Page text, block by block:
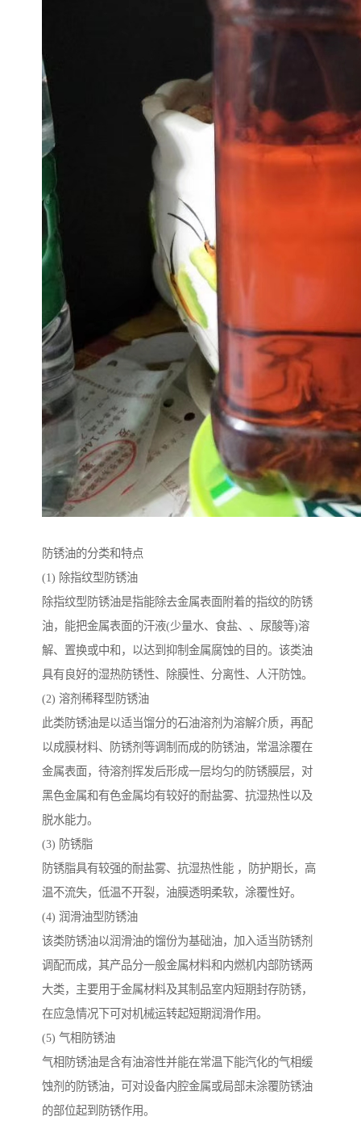
防锈油的分类和特点
(1) 除指纹型防锈油
除指纹型防锈油是指能除去金属表面附着的指纹的防锈
油，能把金属表面的汗液(少量水、食盐、、尿酸等)溶
解、置换或中和，以达到抑制金属腐蚀的目的。该类油
具有良好的湿热防锈性、除膜性、分离性、人汗防蚀。
(2) 溶剂稀释型防锈油
此类防锈油是以适当馏分的石油溶剂为溶解介质，再配
以成膜材料、防锈剂等调制而成的防锈油，常温涂覆在
金属表面，待溶剂挥发后形成一层均匀的防锈膜层，对
黑色金属和有色金属均有较好的耐盐雾、抗湿热性以及
脱水能力。
(3) 防锈脂
防锈脂具有较强的耐盐雾、抗湿热性能 ，防护期长，高
温不流失，低温不开裂，油膜透明柔软，涂覆性好。
(4) 润滑油型防锈油
该类防锈油以润滑油的馏份为基础油，加入适当防锈剂
调配而成，其产品分一般金属材料和内燃机内部防锈两
大类，主要用于金属材料及其制品室内短期封存防锈，
在应急情况下可对机械运转起短期润滑作用。
(5) 气相防锈油
气相防锈油是含有油溶性并能在常温下能汽化的气相缓
蚀剂的防锈油，可对设备内腔金属或局部未涂覆防锈油
的部位起到防锈作用。